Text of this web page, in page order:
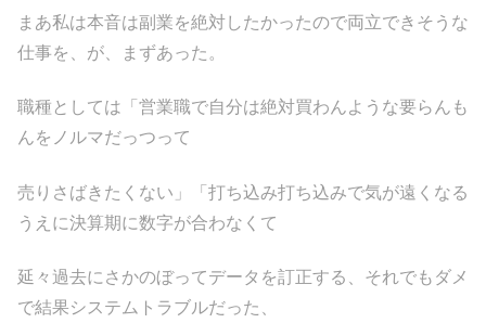
まあ私は本音は副業を絶対したかったので両立できそうな
仕事を、が、まずあった。
職種としては「営業職で自分は絶対買わんような要らんも
んをノルマだっつって
売りさばきたくない」「打ち込み打ち込みで気が遠くなる
うえに決算期に数字が合わなくて
延々過去にさかのぼってデータを訂正する、それでもダメ
で結果システムトラブルだった、